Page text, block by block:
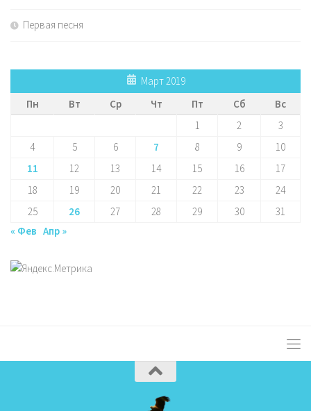
Первая песня
Март 2019
Пн
Вт Ср Чт Пт Сб
Вс
1
2
3
4
5 6 7 8 9
10
11
12 13 14 15 16
17
18
19 20 21 22 23
24
25
26 27 28 29 30
31
« Фев Апр »